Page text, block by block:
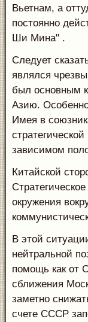
Вьетнам, а
постоянно
Ши Мина" .
Следует
являлся
был основным
Азию.
Имея в
зависимом
Китайской
окружения
В этой
нейтральной
помощь как от
сближения
заметно
счете СССР